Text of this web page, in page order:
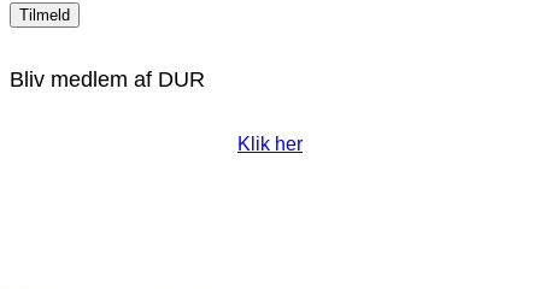
Bliv medlem af DUR
Klik her